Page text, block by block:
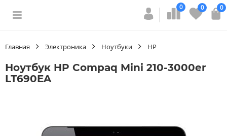
0 0 0
Главная Электроника Ноутбуки HP
Ноутбук HP Compaq Mini 210-3000er
LT690EA